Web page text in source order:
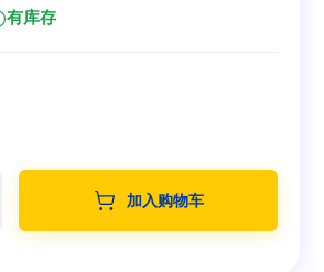
有库存
加入购物车